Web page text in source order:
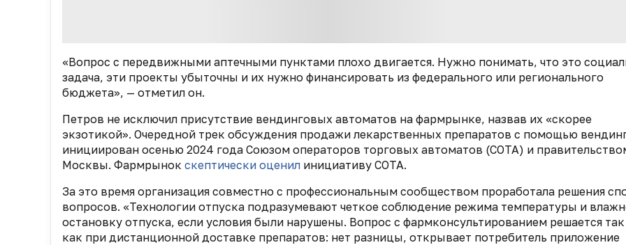
«Вопрос с передвижными аптечными пунктами плохо двигается. Нужно понимать, что это
задача, эти проекты убыточны и их нужно финансировать из федерального или регионального
бюджета», — отметил он.
Петров не исключил присутствие вендинговых автоматов на фармрынке, назвав их «скорее
экзотикой». Очередной трек обсуждения продажи лекарственных препаратов с помощью
инициирован осенью 2024 года Союзом операторов торговых автоматов (СОТА) и
Москвы. Фармрынок скептически оценил инициативу СОТА.
За это время организация совместно с профессиональным сообществом проработала решения
вопросов. «Технологии отпуска подразумевают четкое соблюдение режима температуры и
остановку отпуска, если условия были нарушены. Вопрос с фармконсультированием решается
как при дистанционной доставке препаратов: нет разницы, открывает потребитель приложение